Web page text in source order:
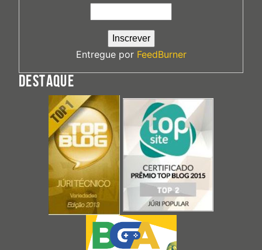
Entregue por FeedBurner
DESTAQUE